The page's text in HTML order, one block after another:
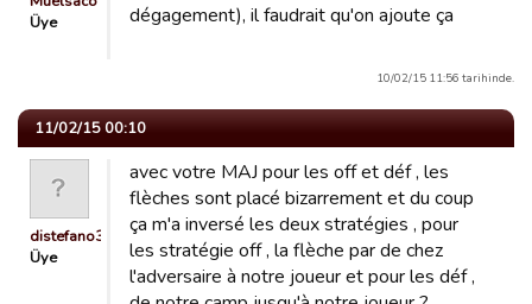
Üye
dégagement), il faudrait qu'on ajoute ça
10/02/15 11:56 tarihinde.
11/02/15 00:10
distefano38
Üye
avec votre MAJ pour les off et déf , les
flèches sont placé bizarrement et du coup
ça m'a inversé les deux stratégies , pour
les stratégie off , la flèche par de chez
l'adversaire à notre joueur et pour les déf ,